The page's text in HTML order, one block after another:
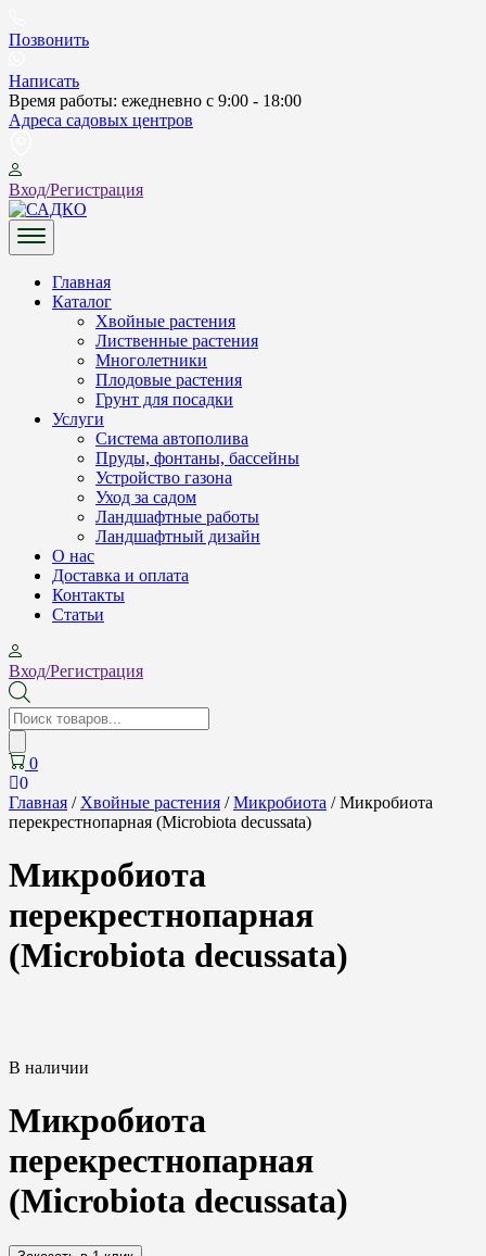
to
Позвонить
Написать
Время работы: ежедневно с 9:00 - 18:00
Адреса садовых центров
Вход/Регистрация
САДКО
Главная
Каталог
Хвойные растения
Лиственные растения
Многолетники
Плодовые растения
Грунт для посадки
Услуги
Система автополива
Пруды, фонтаны, бассейны
Устройство газона
Уход за садом
Ландшафтные работы
Ландшафтный дизайн
О нас
Доставка и оплата
Контакты
Cтатьи
Вход/Регистрация
Поиск
товаров
0
0
Главная / Хвойные растения /Микробиота / Микробиота
перекрестнопарная (Microbiota decussata)
Микробиота
перекрестнопарная
(Microbiota decussata)
В наличии
Микробиота
перекрестнопарная
(Microbiota decussata)